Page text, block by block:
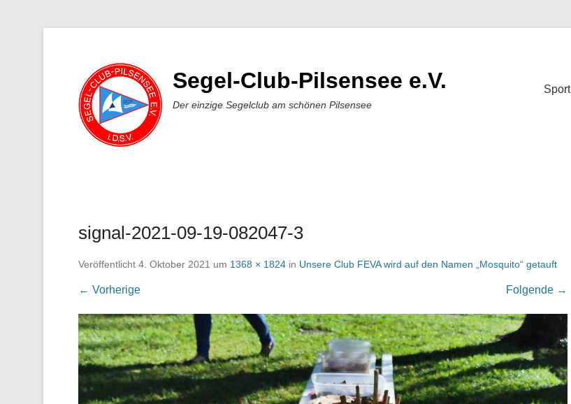
Segel-Club-Pilsensee e.V.
Der einzige Segelclub am schönen Pilsensee
Sport
signal-2021-09-19-082047-3
Veröffentlicht 4. Oktober 2021 um 1368 × 1824 in Unsere Club FEVA wird auf den Namen „Mosquito“ getauft
← Vorherige Folgende →